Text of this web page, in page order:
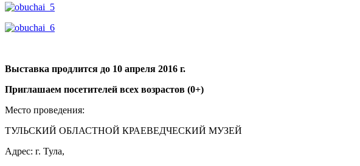
Выставка продлится до 10 апреля 2016 г.
Приглашаем посетителей всех возрастов (0+)
Место проведения:
ТУЛЬСКИЙ ОБЛАСТНОЙ КРАЕВЕДЧЕСКИЙ МУЗЕЙ
Адрес: г. Тула,